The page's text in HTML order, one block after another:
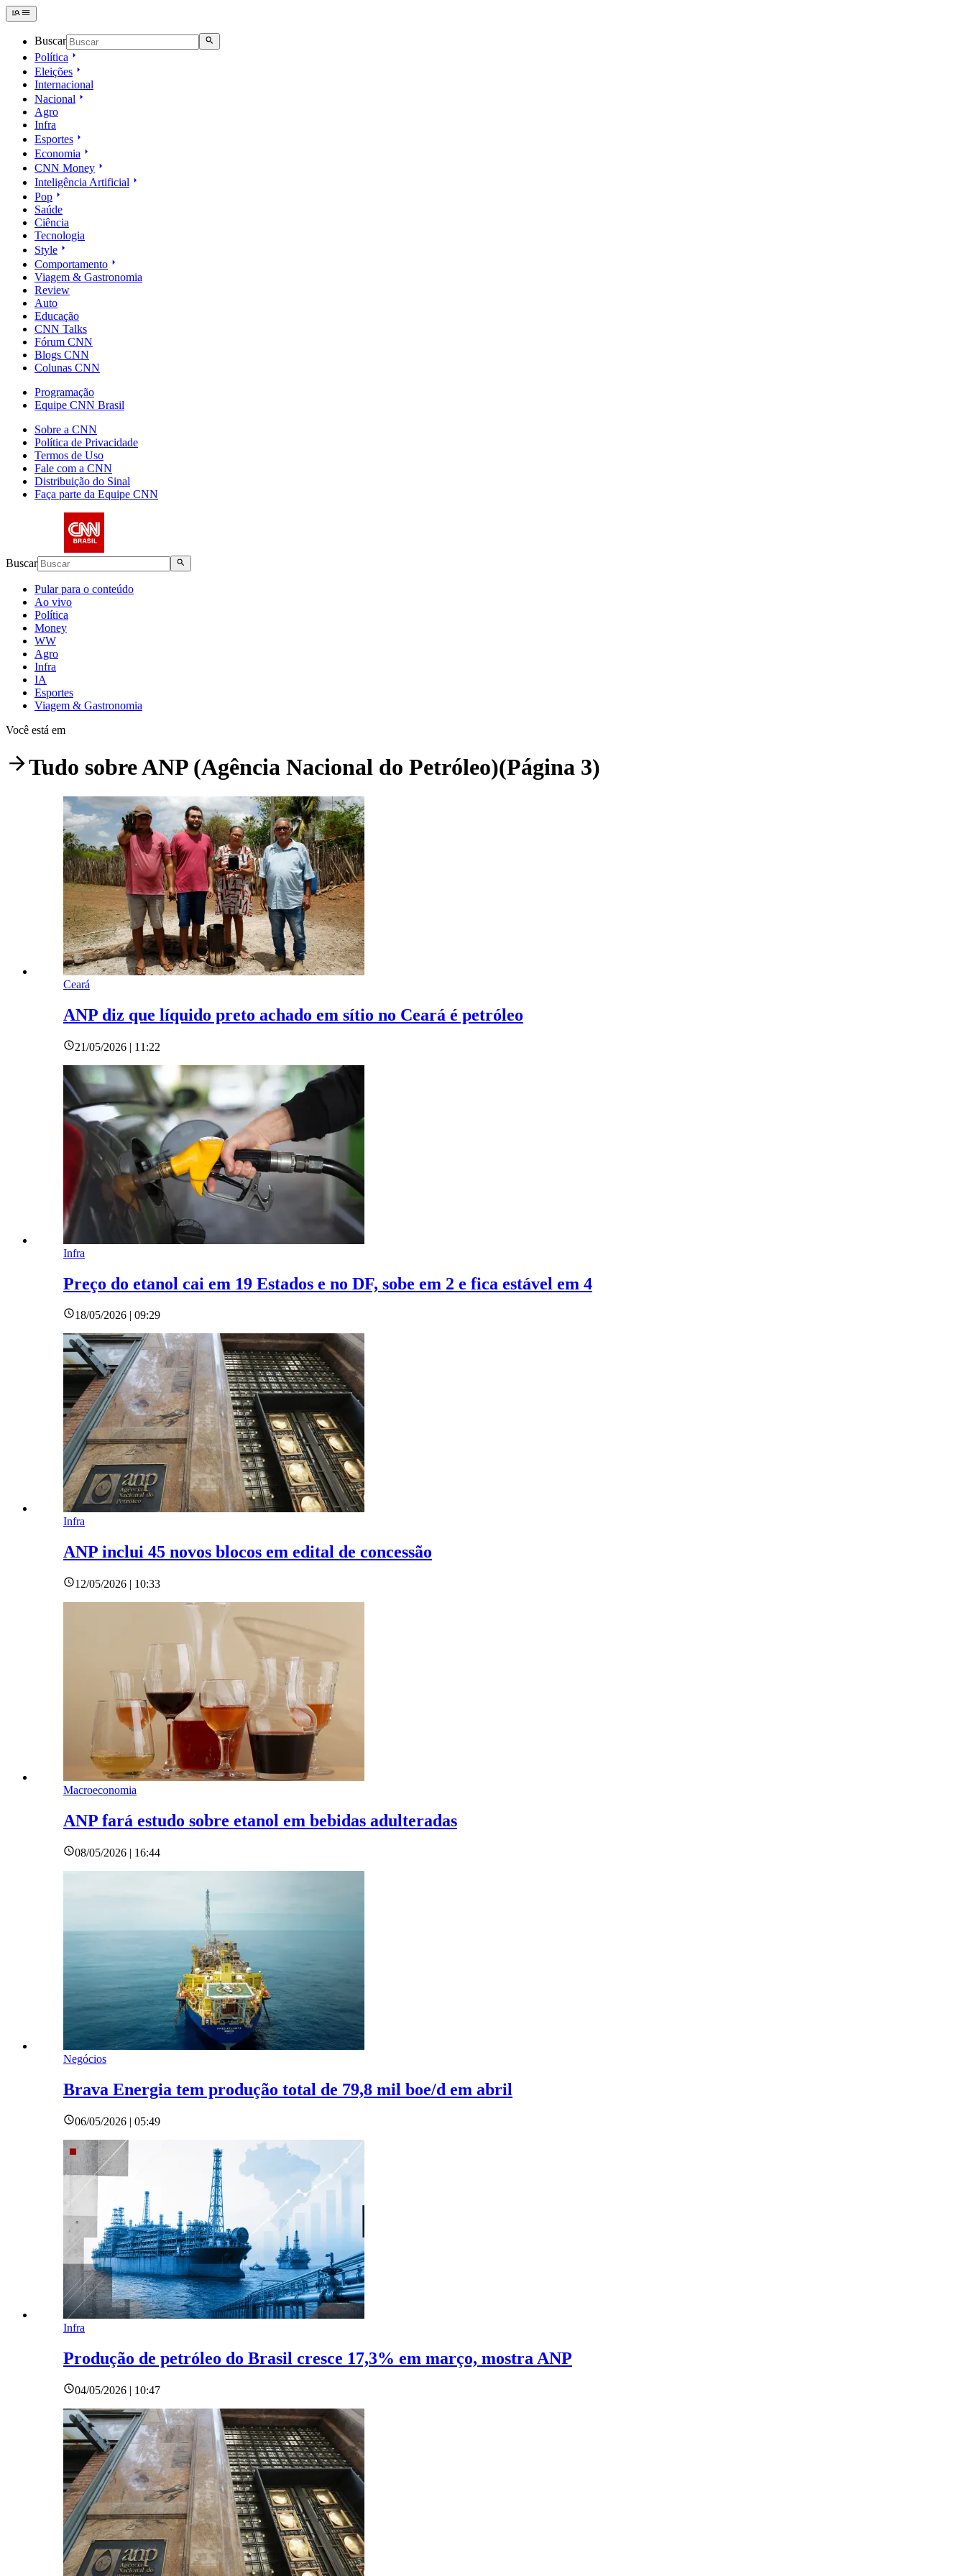
Buscar
Política
Eleições
Internacional
Nacional
Agro
Infra
Esportes
Economia
CNN Money
Inteligência Artificial
Pop
Saúde
Ciência
Tecnologia
Style
Comportamento
Viagem & Gastronomia
Review
Auto
Educação
CNN Talks
Fórum CNN
Blogs CNN
Colunas CNN
Programação
Equipe CNN Brasil
Sobre a CNN
Política de Privacidade
Termos de Uso
Fale com a CNN
Distribuição do Sinal
Faça parte da Equipe CNN
Buscar
Pular para o conteúdo
Ao vivo
Política
Money
WW
Agro
Infra
IA
Esportes
Viagem & Gastronomia
Você está em
Tudo sobreANP (Agência Nacional do Petróleo)(Página 3)
Ceará
ANP diz que líquido preto achado em sítio no Ceará é petróleo
21/05/2026 | 11:22
Infra
Preço do etanol cai em 19 Estados e no DF, sobe em 2 e fica estável em 4
18/05/2026 | 09:29
Infra
ANP inclui 45 novos blocos em edital de concessão
12/05/2026 | 10:33
Macroeconomia
ANP fará estudo sobre etanol em bebidas adulteradas
08/05/2026 | 16:44
Negócios
Brava Energia tem produção total de 79,8 mil boe/d em abril
06/05/2026 | 05:49
Infra
Produção de petróleo do Brasil cresce 17,3% em março, mostra ANP
04/05/2026 | 10:47